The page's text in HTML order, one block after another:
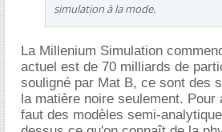
simulation à la mode.
La Millenium Simulation
actuel est de 70 milliards de
souligné par Mat B, ce sont des
la matière noire seulement.
faut des modèles semi-